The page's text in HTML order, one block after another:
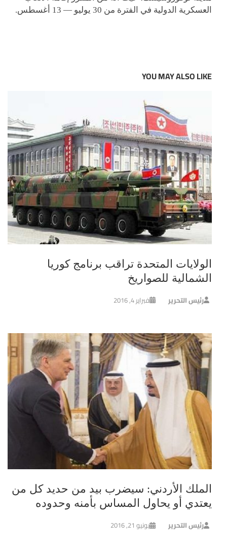
العسكرية الدولية في الفترة من 30 يوليو — 13 أغسطس.
YOU MAY ALSO LIKE
الولايات المتحدة تراقب برنامج كوريا
الشمالية للصواريخ
رئيس التحرير فبراير 4, 2016
الملك الأردني: سيضرب بيد من حديد كل من
يعتدي أو يحاول المساس بأمنه وحدوده
رئيس التحرير يونيو 21, 2016